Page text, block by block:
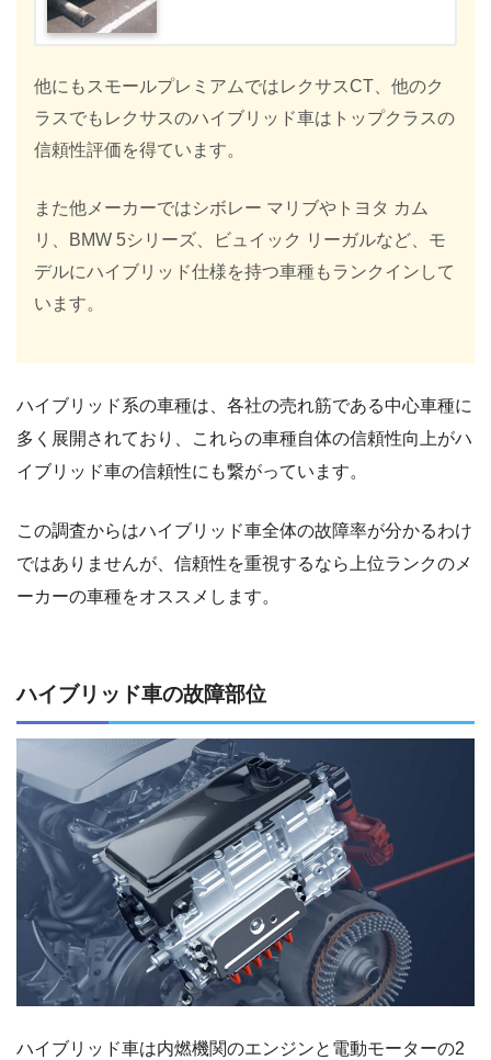
他にもスモールプレミアムではレクサスCT、他のク
ラスでもレクサスのハイブリッド車はトップクラスの
信頼性評価を得ています。
また他メーカーではシボレー マリブやトヨタ カム
リ、BMW 5シリーズ、ビュイック リーガルなど、モ
デルにハイブリッド仕様を持つ車種もランクインして
います。
ハイブリッド系の車種は、各社の売れ筋である中心車種に
多く展開されており、これらの車種自体の信頼性向上がハ
イブリッド車の信頼性にも繋がっています。
この調査からはハイブリッド車全体の故障率が分かるわけ
ではありませんが、信頼性を重視するなら上位ランクのメ
ーカーの車種をオススメします。
ハイブリッド車の故障部位
ハイブリッド車は内燃機関のエンジンと電動モーターの2